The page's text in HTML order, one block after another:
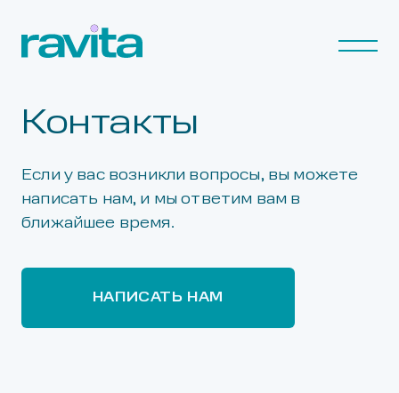
Контакты
Если у вас возникли вопросы, вы можете
написать нам, и мы ответим вам в
ближайшее время.
НАПИСАТЬ НАМ